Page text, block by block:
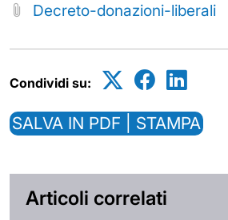
Decreto-donazioni-liberali
Condividi su:
SALVA IN PDF | STAMPA
Articoli correlati